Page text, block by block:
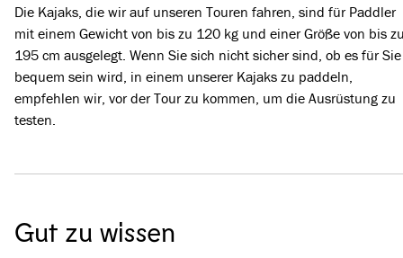
Die Kajaks, die wir auf unseren Touren fahren, sind für Paddler
mit einem Gewicht von bis zu 120 kg und einer Größe von bis
195 cm ausgelegt. Wenn Sie sich nicht sicher sind, ob es für Sie
bequem sein wird, in einem unserer Kajaks zu paddeln,
empfehlen wir, vor der Tour zu kommen, um die Ausrüstung zu
testen.
Gut zu wissen